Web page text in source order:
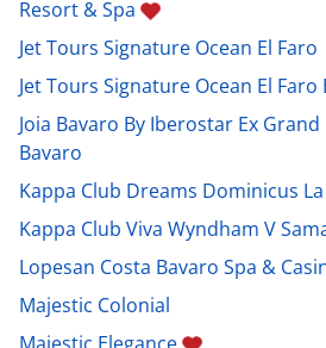
Resort & Spa
Jet Tours Signature Ocean El Faro
Jet Tours Signature Ocean El Faro
Joia Bavaro By Iberostar Ex
Bavaro
Kappa Club Dreams Dominicus
Kappa Club Viva Wyndham V
Lopesan Costa Bavaro Spa &
Majestic Colonial